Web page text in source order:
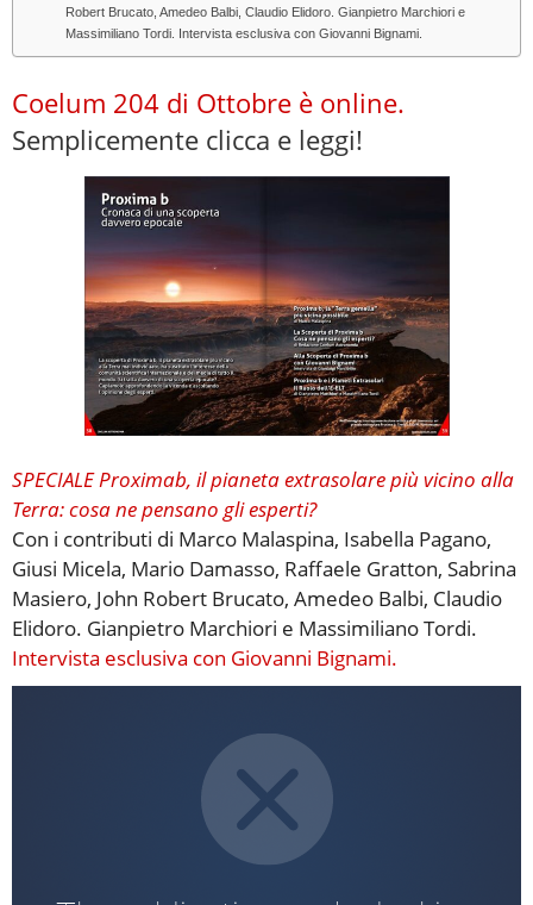
Robert Brucato, Amedeo Balbi, Claudio Elidoro. Gianpietro Marchiori e
Massimiliano Tordi. Intervista esclusiva con Giovanni Bignami.
Coelum 204 di Ottobre è online.
Semplicemente clicca e leggi!
SPECIALEProximab, il pianeta extrasolare più vicino alla
Terra: cosa ne pensano gli esperti?
Con i contributi di Marco Malaspina, Isabella Pagano,
Giusi Micela, Mario Damasso, Raffaele Gratton, Sabrina
Masiero, John Robert Brucato, Amedeo Balbi, Claudio
Elidoro. Gianpietro Marchiori e Massimiliano Tordi.
Intervista esclusiva con Giovanni Bignami.